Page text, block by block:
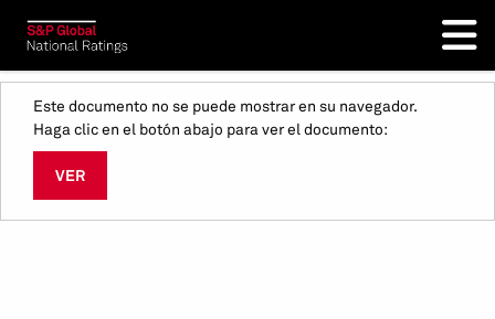
Este documento no se puede mostrar en su navegador.
Haga clic en el botón abajo para ver el documento:
VER